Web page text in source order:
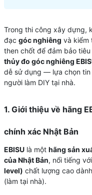
Trong thi công xây dựng,
đạc góc nghiêng và kiểm
then chốt để đảm bảo
thủy đo góc nghiêng
dễ sử dụng — lựa chọn
người làm DIY tại nhà.
1. Giới thiệu về hãng
chính xác Nhật Bản
EBISUlà một hãng sản
của Nhật Bản, nổi tiếng
level) chất lượng cao
(làm tại nhà).